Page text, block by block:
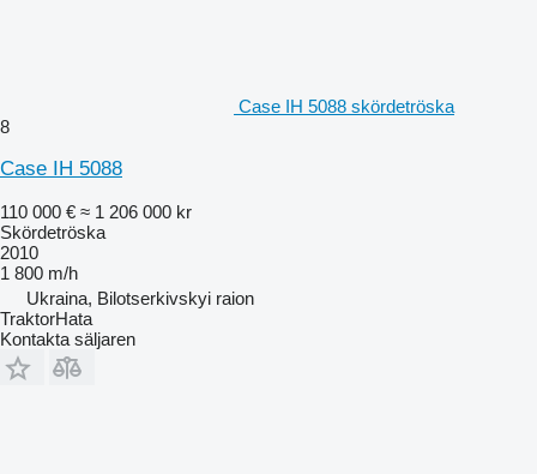
Case IH 5088 skördetröska
8
Case IH 5088
110 000 € ≈ 1 206 000 kr
Skördetröska
2010
1 800 m/h
Ukraina, Bilotserkivskyi raion
TraktorHata
Kontakta säljaren